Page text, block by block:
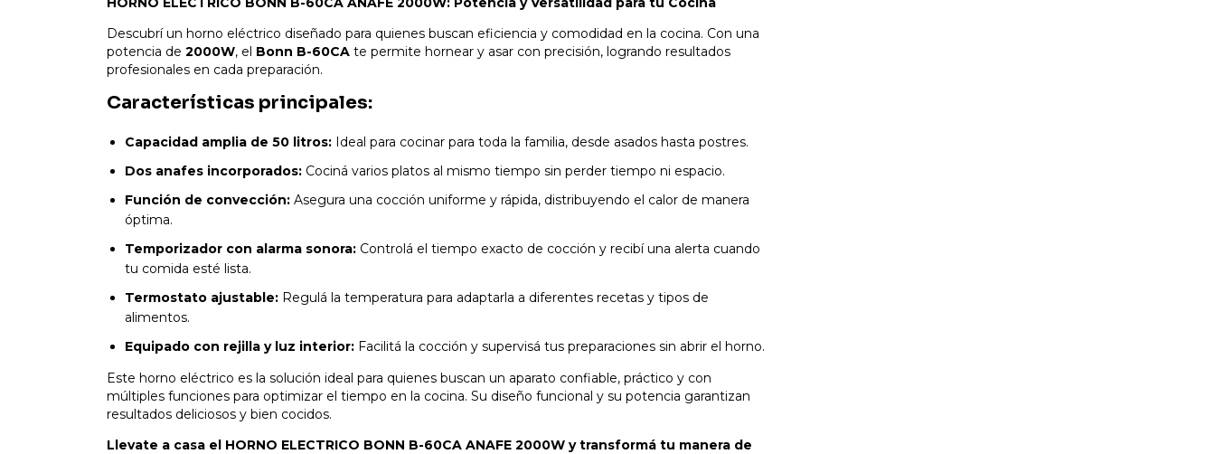
Descubrí un horno eléctrico diseñado para quienes buscan eficiencia y comodidad en la cocina. Con una
potencia de 2000W, el Bonn B-60CA te permite hornear y asar con precisión, logrando resultados
profesionales en cada preparación.
Características principales:
Capacidad amplia de 50 litros: Ideal para cocinar para toda la familia, desde asados hasta postres.
Dos anafes incorporados: Cociná varios platos al mismo tiempo sin perder tiempo ni espacio.
Función de convección: Asegura una cocción uniforme y rápida, distribuyendo el calor de manera
óptima.
Temporizador con alarma sonora: Controlá el tiempo exacto de cocción y recibí una alerta cuando
tu comida esté lista.
Termostato ajustable: Regulá la temperatura para adaptarla a diferentes recetas y tipos de
alimentos.
Equipado con rejilla y luz interior: Facilitá la cocción y supervisá tus preparaciones sin abrir el horno.
Este horno eléctrico es la solución ideal para quienes buscan un aparato confiable, práctico y con
múltiples funciones para optimizar el tiempo en la cocina. Su diseño funcional y su potencia garantizan
resultados deliciosos y bien cocidos.
Llevate a casa el HORNO ELECTRICO BONN B-60CA ANAFE 2000W y transformá tu manera de